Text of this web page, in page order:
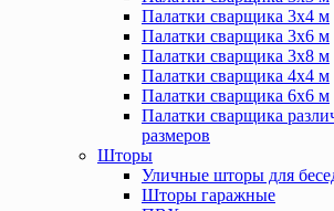
Палатки сварщика 3х4 м
Палатки сварщика 3х6 м
Палатки сварщика 3х8 м
Палатки сварщика 4х4 м
Палатки сварщика 6х6 м
Палатки сварщика
размеров
Шторы
Уличные шторы для
Шторы гаражные